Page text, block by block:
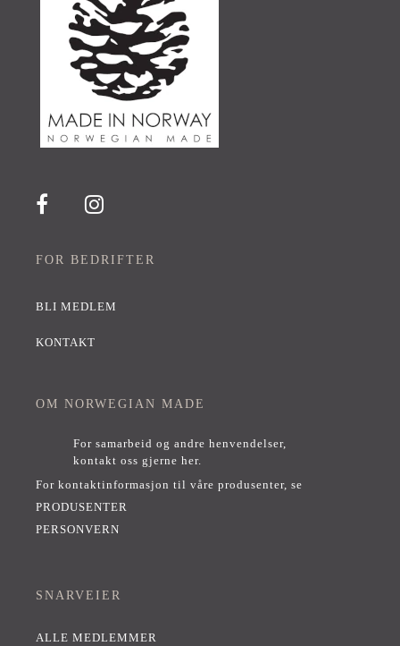
FOR BEDRIFTER
BLI MEDLEM
KONTAKT
OM NORWEGIAN MADE
For samarbeid og andre henvendelser,
kontakt oss gjerne her.
For kontaktinformasjon til våre produsenter, se
PRODUSENTER
PERSONVERN
SNARVEIER
ALLE MEDLEMMER